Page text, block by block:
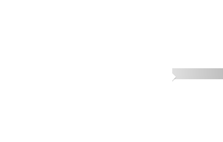
Next